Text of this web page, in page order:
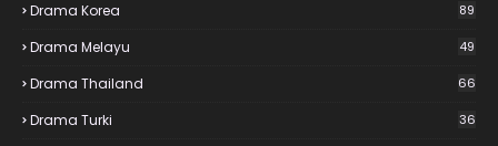
Drama Korea 89
Drama Melayu 49
Drama Thailand 66
Drama Turki 36